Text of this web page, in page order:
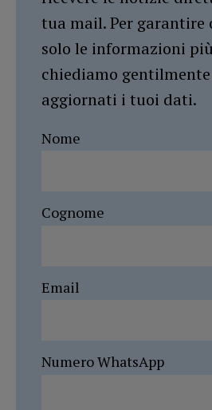
tua mail. Per garantire
solo le informazioni
chiediamo
aggiornati i tuoi dati.
Nome
Cognome
Email
Numero WhatsApp